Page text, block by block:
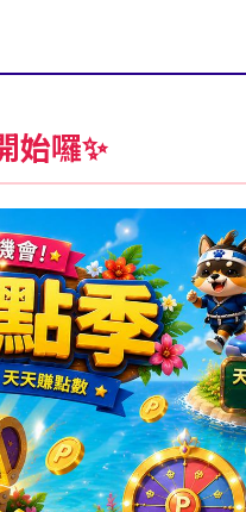
始囉✨